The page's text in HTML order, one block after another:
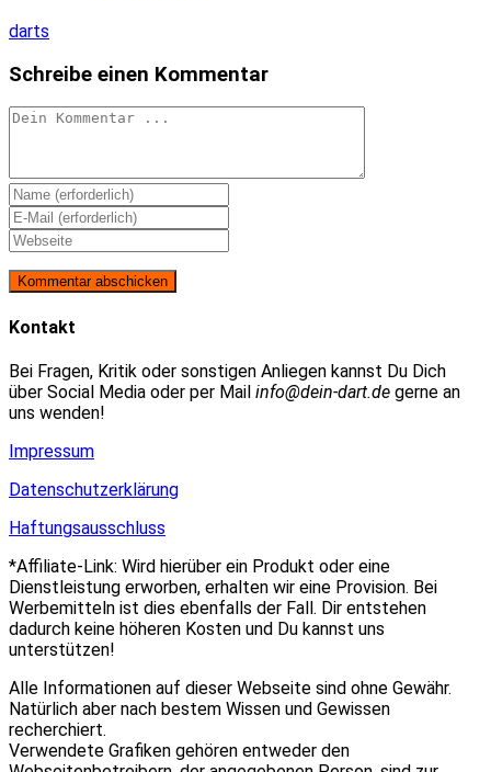
darts
Schreibe einen Kommentar
Kommentieren
Gib
deinen
Namen
oder
Benutzernamen
zum
Kommentieren
ein
Gib
deine
E-
Mail-
Adresse
zum
ein
Gib
Website-
ein
Kontakt
Bei Fragen, Kritik oder sonstigen Anliegen kannst Du Dich
über Social Media oder per Mail info@dein-dart.de gerne an
uns wenden!
Impressum
Datenschutzerklärung
Haftungsausschluss
*Affiliate-Link: Wird hierüber ein Produkt oder eine
Dienstleistung erworben, erhalten wir eine Provision. Bei
Werbemitteln ist dies ebenfalls der Fall. Dir entstehen
dadurch keine höheren Kosten und Du kannst uns
unterstützen!
Alle Informationen auf dieser Webseite sind ohne Gewähr.
Natürlich aber nach bestem Wissen und Gewissen
recherchiert.
Verwendete Grafiken gehören entweder den